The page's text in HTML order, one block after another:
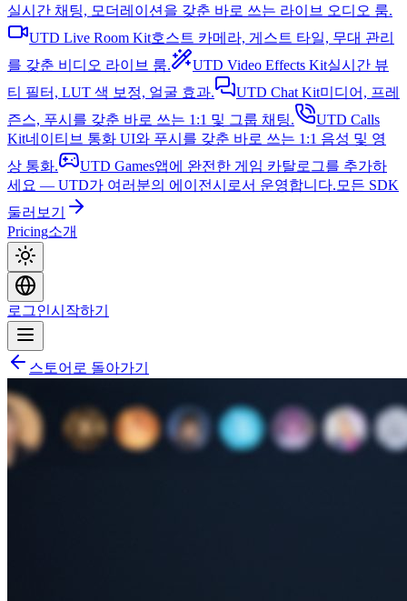
실시간 채팅, 모더레이션을 갖춘 바로 쓰는 라이브 오디오 룸.
UTD Live Room Kit호스트 카메라, 게스트 타일, 무대 관리
를 갖춘 비디오 라이브 룸.
UTD Video Effects Kit실시간 뷰
티 필터, LUT 색 보정, 얼굴 효과.
UTD Chat Kit미디어, 프레
즌스, 푸시를 갖춘 바로 쓰는 1:1 및 그룹 채팅.
UTD Calls
Kit네이티브 통화 UI와 푸시를 갖춘 바로 쓰는 1:1 음성 및 영
상 통화.
UTD Games앱에 완전한 게임 카탈로그를 추가하
세요 — UTD가 여러분의 에이전시로서 운영합니다. 모든 SDK
둘러보기
Pricing소개
로그인시작하기
스토어로 돌아가기